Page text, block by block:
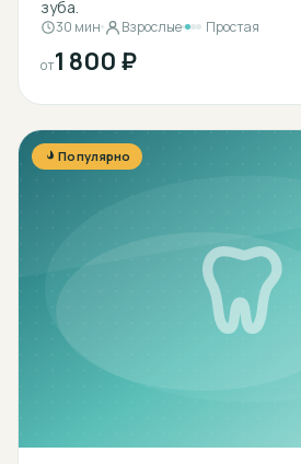
зуба.
30 мин Взрослые Простая
от1 800 ₽
Популярно